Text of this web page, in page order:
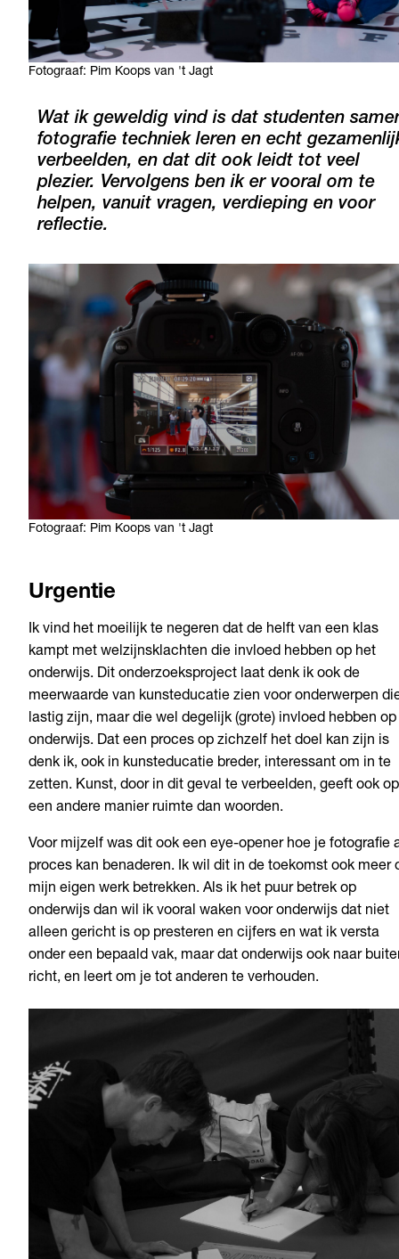
Fotograaf: Pim Koops van 't Jagt
Wat ik geweldig vind is dat studenten
fotografie techniek leren en echt
verbeelden, en dat dit ook leidt tot veel
plezier. Vervolgens ben ik er vooral om te
helpen, vanuit vragen, verdieping en voor
reflectie.
Fotograaf: Pim Koops van 't Jagt
Urgentie
Ik vind het moeilijk te negeren dat de helft van een klas
kampt met welzijnsklachten die invloed hebben op het
onderwijs. Dit onderzoeksproject laat denk ik ook de
meerwaarde van kunsteducatie zien voor onderwerpen
lastig zijn, maar die wel degelijk (grote) invloed hebben op
onderwijs. Dat een proces op zichzelf het doel kan zijn is
denk ik, ook in kunsteducatie breder, interessant om in te
zetten. Kunst, door in dit geval te verbeelden, geeft ook op
een andere manier ruimte dan woorden.
Voor mijzelf was dit ook een eye-opener hoe je fotografie
proces kan benaderen. Ik wil dit in de toekomst ook meer
mijn eigen werk betrekken. Als ik het puur betrek op
onderwijs dan wil ik vooral waken voor onderwijs dat niet
alleen gericht is op presteren en cijfers en wat ik versta
onder een bepaald vak, maar dat onderwijs ook naar
richt, en leert om je tot anderen te verhouden.